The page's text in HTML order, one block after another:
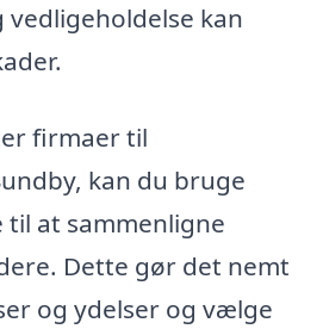
vedligeholdelse kan
firmaer til
kan du bruge
at sammenligne
Dette gør det nemt
og ydelser og vælge